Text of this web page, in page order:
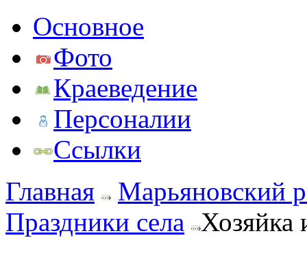
Основное
Фото
Краеведение
Персоналии
Ссылки
Главная
Марьяновский
Праздники села
Хозяйка